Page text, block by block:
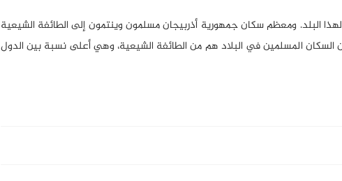
البلد. ومعظم سكان جمهورية أذربيجان مسلمون وينتمون إلى الطائفة الشيعية
والطائفة السنية الحنفية والشافعية. وحوالي الـ90 % من السكان المسلمين في البلاد هم من الطائفة الشيعية، وهي أعلى نسبة بين الدول